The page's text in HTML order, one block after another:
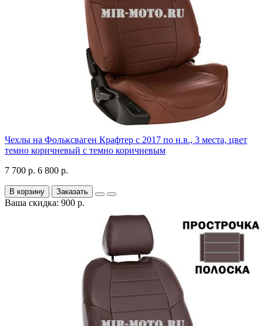
Чехлы на Фольксваген Крафтер с 2017 по н.в., 3 места, цвет
темно коричневый с темно коричневым
7 700 р. 6 800 р.
В корзину Заказать
Ваша скидка: 900 р.